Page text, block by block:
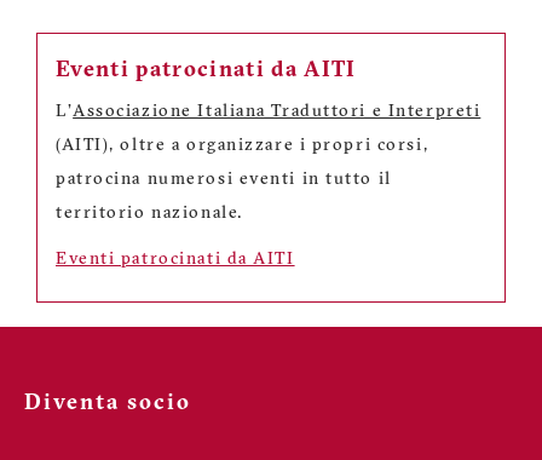
Eventi patrocinati da AITI
L'Associazione Italiana Traduttori e Interpreti
(AITI), oltre a organizzare i propri corsi,
patrocina numerosi eventi in tutto il
territorio nazionale.
Eventi patrocinati da AITI
Diventa socio